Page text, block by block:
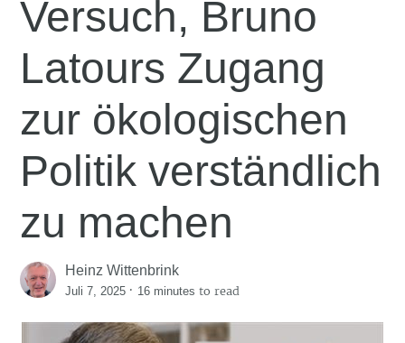
Versuch, Bruno
Latours Zugang
zur ökologischen
Politik verständlich
zu machen
Heinz Wittenbrink
Juli 7, 2025 · 16 minutes to read